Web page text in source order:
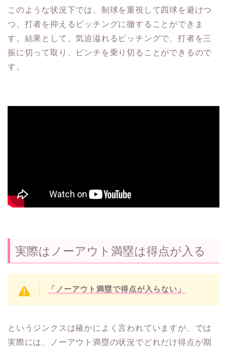
このような状況下では、制球を重視して四球を避けつ
つ、打者を抑えるピッチングに徹することができま
す。結果として、気迫溢れるピッチングで、打者を三
振に切って取り、ピンチを乗り切ることができるので
す。
実際はノーアウト満塁は得点が入る
「ノーアウト満塁で得点が入らない」
というジンクスは確かによく言われていますが、では
実際には、ノーアウト満塁の状況でどれだけ得点が期